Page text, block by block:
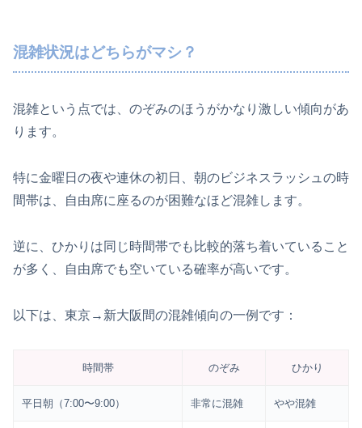
混雑状況はどちらがマシ？
混雑という点では、のぞみのほうがかなり激しい傾向があ
ります。
特に金曜日の夜や連休の初日、朝のビジネスラッシュの時
間帯は、自由席に座るのが困難なほど混雑します。
逆に、ひかりは同じ時間帯でも比較的落ち着いていること
が多く、自由席でも空いている確率が高いです。
以下は、東京→新大阪間の混雑傾向の一例です：
時間帯 のぞみ ひかり
平日朝（7:00〜9:00） 非常に混雑 やや混雑